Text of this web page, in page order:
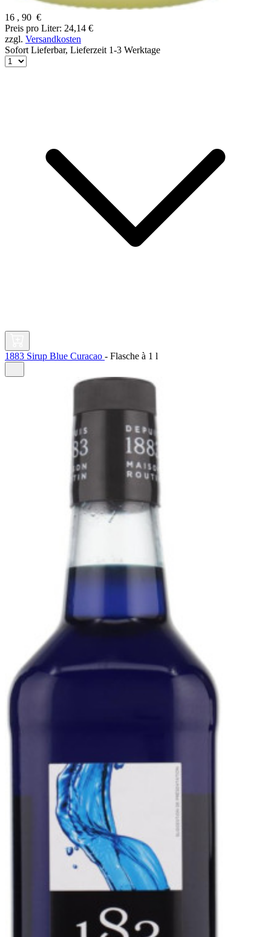
16 , 90 €
Preis pro Liter: 24,14 €
zzgl. Versandkosten
Sofort Lieferbar, Lieferzeit 1-3 Werktage
1883 Sirup Blue Curacao - Flasche à 1 l